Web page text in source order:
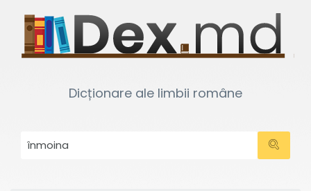
Dicționare ale limbii române